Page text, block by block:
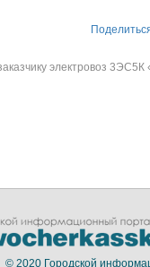
электровоз
© 2020 Городской